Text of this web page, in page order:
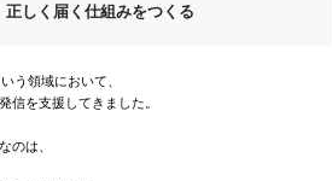
しく届く仕組みをつくる
う領域において、
信を支援してきました。
のは、